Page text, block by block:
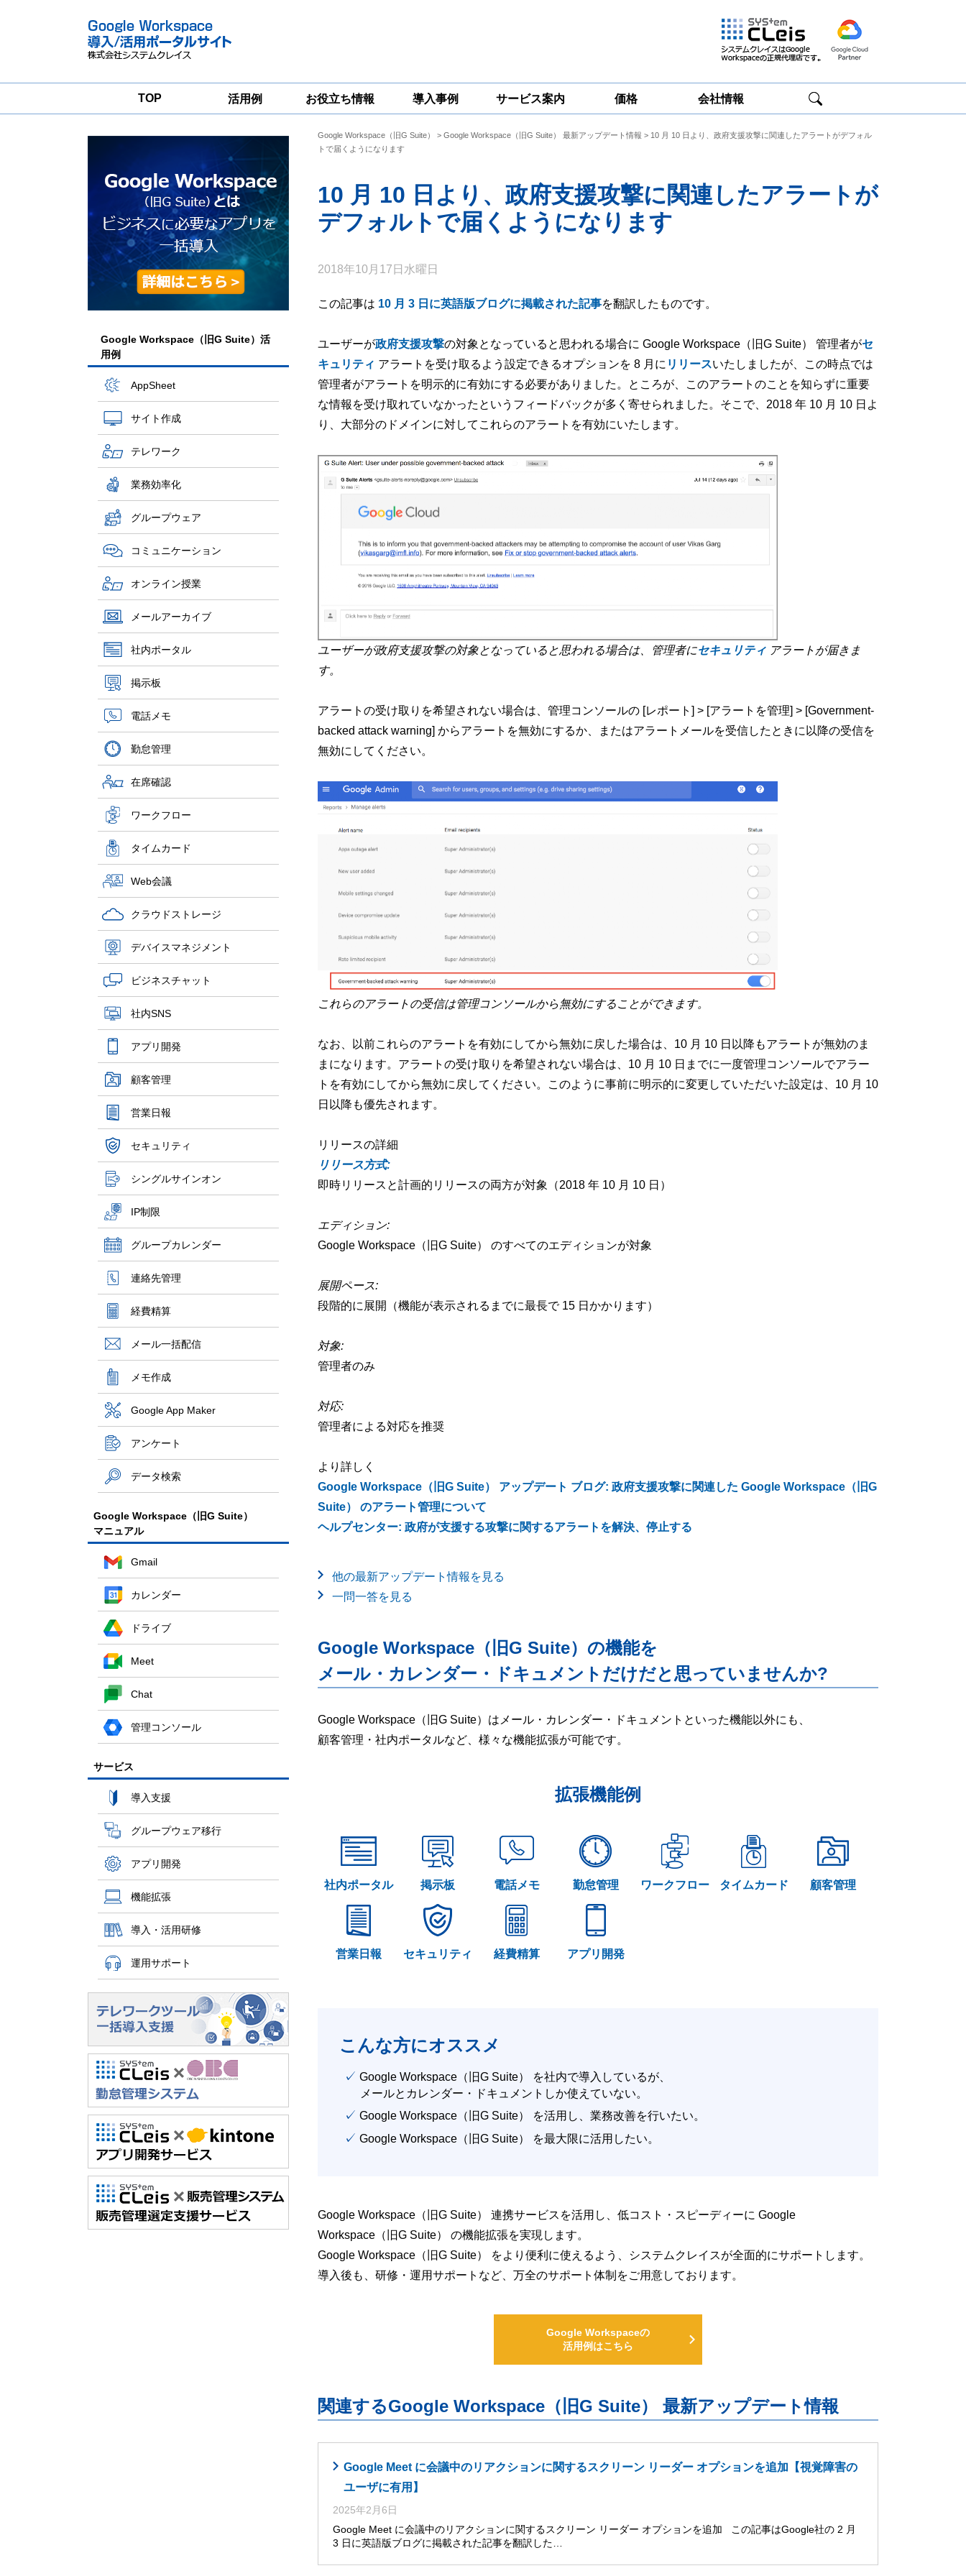
TOP 活用例 お役立ち情報
一問一答 コラム
導入事例 サービス案内
支援サービス
グループウェア
移行支援
Google
Workspace
Google
Google
Google
Google
価格 会社情報
Google Workspace（旧G Suite）活
用例
AppSheet
サイト作成
テレワーク
業務効率化
グループウェア
コミュニケーション
オンライン授業
メールアーカイブ
社内ポータル
掲示板
電話メモ
勤怠管理
在席確認
ワークフロー
タイムカード
Web会議
クラウドストレージ
デバイスマネジメント
ビジネスチャット
社内SNS
アプリ開発
顧客管理
営業日報
セキュリティ
シングルサインオン
IP制限
グループカレンダー
連絡先管理
経費精算
メール一括配信
メモ作成
Google App Maker
アンケート
データ検索
Google Workspace（旧G Suite）
マニュアル
Gmail
カレンダー
ドライブ
Meet
Chat
管理コンソール
サービス
導入支援
グループウェア移行
アプリ開発
機能拡張
導入・活用研修
運用サポート
Google Workspace（旧G Suite） > Google Workspace（旧G Suite） 最新アップデート情報 > 10 月 10 日より、政府支援攻撃に関連したアラートがデフォル
トで届くようになります
10 月 10 日より、政府支援攻撃に関連したアラートが
デフォルトで届くようになります
2018年10月17日水曜日
この記事は 10 月 3 日に英語版ブログに掲載された記事を翻訳したものです。
ユーザーが政府支援攻撃の対象となっていると思われる場合に Google Workspace（旧G Suite） 管理者がセ
キュリティ アラートを受け取るよう設定できるオプションを 8 月に リリースいたしましたが、この時点では
管理者がアラートを明示的に有効にする必要がありました。ところが、このアラートのことを知らずに重要
な情報を受け取れていなかったというフィードバックが多く寄せられました。そこで、2018 年 10 月 10 日よ
り、大部分のドメインに対してこれらのアラートを有効にいたします。
ユーザーが政府支援攻撃の対象となっていると思われる場合は、管理者にセキュリティ アラートが届きま
す。
アラートの受け取りを希望されない場合は、管理コンソールの [レポート] > [アラートを管理] > [Government-
backed attack warning] からアラートを無効にするか、またはアラートメールを受信したときに以降の受信を
無効にしてください。
これらのアラートの受信は管理コンソールから無効にすることができます。
なお、以前これらのアラートを有効にしてから無効に戻した場合は、10 月 10 日以降もアラートが無効のま
まになります。アラートの受け取りを希望されない場合は、10 月 10 日までに一度管理コンソールでアラー
トを有効にしてから無効に戻してください。このように事前に明示的に変更していただいた設定は、10 月 10
日以降も優先されます。
リリースの詳細
リリース方式:
即時リリースと計画的リリースの両方が対象（2018 年 10 月 10 日）
エディション:
Google Workspace（旧G Suite） のすべてのエディションが対象
展開ペース:
段階的に展開（機能が表示されるまでに最長で 15 日かかります）
対象:
管理者のみ
対応:
管理者による対応を推奨
より詳しく
Google Workspace（旧G Suite） アップデート ブログ: 政府支援攻撃に関連した Google Workspace（旧G
Suite） のアラート管理について
ヘルプセンター: 政府が支援する攻撃に関するアラートを解決、停止する
他の最新アップデート情報を見る
一問一答を見る
Google Workspace（旧G Suite）の機能を
メール・カレンダー・ドキュメントだけだと思っていませんか?
Google Workspace（旧G Suite）はメール・カレンダー・ドキュメントといった機能以外にも、
顧客管理・社内ポータルなど、様々な機能拡張が可能です。
拡張機能例
社内ポータル 掲示板 電話メモ 勤怠管理 ワークフロー タイムカード 顧客管理
営業日報 セキュリティ 経費精算 アプリ開発
こんな方にオススメ
✓ Google Workspace（旧G Suite） を社内で導入しているが、
メールとカレンダー・ドキュメントしか使えていない。
✓ Google Workspace（旧G Suite） を活用し、業務改善を行いたい。
✓ Google Workspace（旧G Suite） を最大限に活用したい。
Google Workspace（旧G Suite） 連携サービスを活用し、低コスト・スピーディーに Google
Workspace（旧G Suite） の機能拡張を実現します。
Google Workspace（旧G Suite） をより便利に使えるよう、システムクレイスが全面的にサポートします。
導入後も、研修・運用サポートなど、万全のサポート体制をご用意しております。
Google Workspaceの
活用例はこちら
関連するGoogle Workspace（旧G Suite） 最新アップデート情報
Google Meet に会議中のリアクションに関するスクリーン リーダー オプションを追加【視覚障害の
ユーザに有用】
2025年2月6日
Google Meet に会議中のリアクションに関するスクリーン リーダー オプションを追加 この記事はGoogle社の 2 月
3 日に英語版ブログに掲載された記事を翻訳した…